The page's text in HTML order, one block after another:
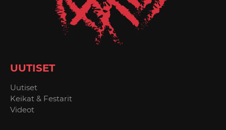
UUTISET
Uutiset
Keikat & Festarit
Videot